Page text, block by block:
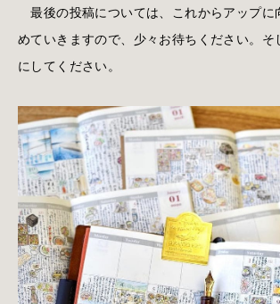
最後の投稿については、これからアップに
めていきますので、少々お待ちください。そ
にしてください。